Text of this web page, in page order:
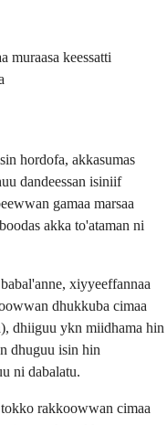
muraasa keessatti
hordofa, akkasumas
dandeessan isiniif
gamaa marsaa
akka to'ataman ni
xiyyeeffannaa
dhukkuba cimaa
dhiiguu ykn miidhama hin
dhuguu isin hin
ni dabalatu.
rakkoowwan cimaa